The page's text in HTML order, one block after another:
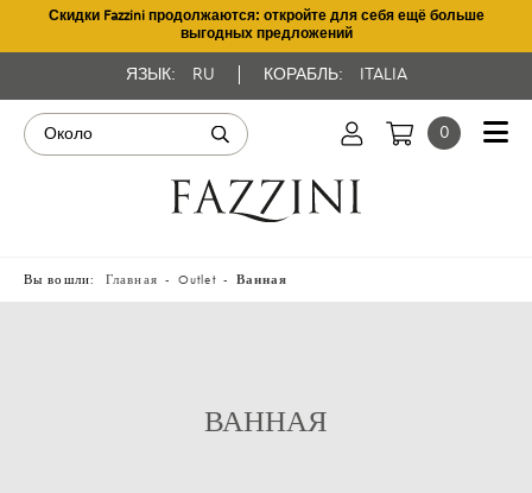
Скидки Fazzini продолжаются: откройте для себя ещё больше
выгодных предложений
ЯЗЫК: RU КОРАБЛЬ: ITALIA
0
Вы вошли: Главная Outlet Ванная
ВАННАЯ